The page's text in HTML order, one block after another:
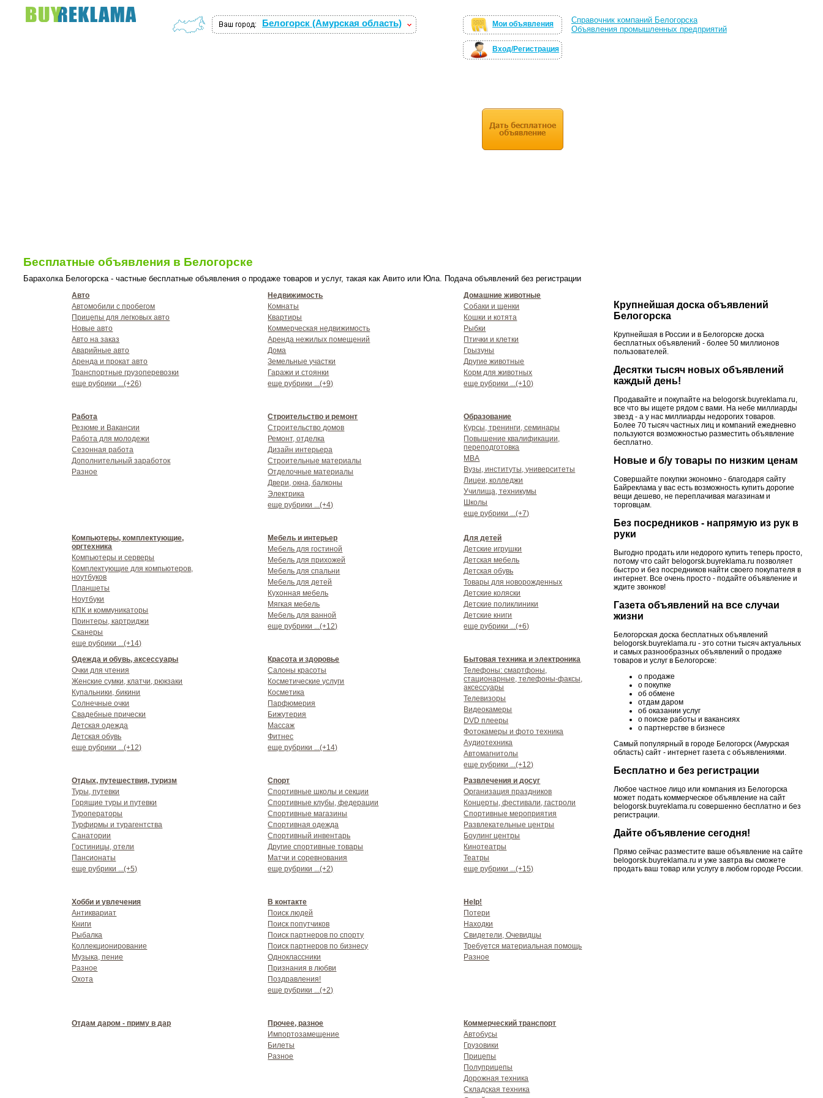
Белогорск (Амурская область) Мои объявления
Вход/Регистрация
Справочник компаний Белогорска
Объявления промышленных предприятий
Бесплатные объявления в Белогорске
Барахолка Белогорска - частные бесплатные объявления о продаже товаров и услуг, такая как Авито или Юла. Подача объявлений без регистрации
Авто
Автомобили с пробегом
Прицепы для легковых авто
Новые авто
Авто на заказ
Аварийные авто
Аренда и прокат авто
Транспортные грузоперевозки
еще рубрики ...(+26)
Недвижимость
Комнаты
Квартиры
Коммерческая недвижимость
Аренда нежилых помещений
Дома
Земельные участки
Гаражи и стоянки
еще рубрики ...(+9)
Домашние животные
Собаки и щенки
Кошки и котята
Рыбки
Птички и клетки
Грызуны
Другие животные
Корм для животных
еще рубрики ...(+10)
Работа
Резюме и Вакансии
Работа для молодежи
Сезонная работа
Дополнительный заработок
Разное
Строительство и ремонт
Строительство домов
Ремонт, отделка
Дизайн интерьера
Строительные материалы
Отделочные материалы
Двери, окна, балконы
Электрика
еще рубрики ...(+4)
Образование
Курсы, тренинги, семинары
Повышение квалификации,
переподготовка
MBA
Вузы, институты, университеты
Лицеи, колледжи
Училища, техникумы
Школы
еще рубрики ...(+7)
Компьютеры, комплектующие,
оргтехника
Компьютеры и серверы
Комплектующие для компьютеров,
ноутбуков
Планшеты
Ноутбуки
КПК и коммуникаторы
Принтеры, картриджи
Сканеры
еще рубрики ...(+14)
Мебель и интерьер
Мебель для гостиной
Мебель для прихожей
Мебель для спальни
Мебель для детей
Кухонная мебель
Мягкая мебель
Мебель для ванной
еще рубрики ...(+12)
Для детей
Детские игрушки
Детская мебель
Детская обувь
Товары для новорожденных
Детские коляски
Детские поликлиники
Детские книги
еще рубрики ...(+6)
Одежда и обувь, аксессуары
Очки для чтения
Женские сумки, клатчи, рюкзаки
Купальники, бикини
Солнечные очки
Свадебные прически
Детская одежда
Детская обувь
еще рубрики ...(+12)
Красота и здоровье
Салоны красоты
Косметические услуги
Косметика
Парфюмерия
Бижутерия
Массаж
Фитнес
еще рубрики ...(+14)
Бытовая техника и электроника
Телефоны: смартфоны,
стационарные, телефоны-факсы,
аксессуары
Телевизоры
Видеокамеры
DVD плееры
Фотокамеры и фото техника
Аудиотехника
Автомагнитолы
еще рубрики ...(+12)
Отдых, путешествия, туризм
Туры, путевки
Горящие туры и путевки
Туроператоры
Турфирмы и турагентства
Санатории
Гостиницы, отели
Пансионаты
еще рубрики ...(+5)
Спорт
Спортивные школы и секции
Спортивные клубы, федерации
Спортивные магазины
Спортивная одежда
Спортивный инвентарь
Другие спортивные товары
Матчи и соревнования
еще рубрики ...(+2)
Развлечения и досуг
Организация праздников
Концерты, фестивали, гастроли
Спортивные мероприятия
Развлекательные центры
Боулинг центры
Кинотеатры
Театры
еще рубрики ...(+15)
Хобби и увлечения
Антиквариат
Книги
Рыбалка
Коллекционирование
Музыка, пение
Разное
Охота
В контакте
Поиск людей
Поиск попутчиков
Поиск партнеров по спорту
Поиск партнеров по бизнесу
Одноклассники
Признания в любви
Поздравления!
еще рубрики ...(+2)
Help!
Потери
Находки
Свидетели, Очевидцы
Требуется материальная помощь
Разное
Отдам даром - приму в дар
Прочее, разное
Импортозамещение
Билеты
Разное
Коммерческий транспорт
Автобусы
Грузовики
Прицепы
Полуприцепы
Дорожная техника
Складская техника
Крупнейшая доска объявлений
Белогорска
Крупнейшая в России и в Белогорске доска
бесплатных объявлений - более 50 миллионов
пользователей.
Десятки тысяч новых объявлений
каждый день!
Продавайте и покупайте на belogorsk.buyreklama.ru,
все что вы ищете рядом с вами. На небе миллиарды
звезд - а у нас миллиарды недорогих товаров.
Более 70 тысяч частных лиц и компаний ежедневно
пользуются возможностью разместить объявление
бесплатно.
Новые и б/у товары по низким ценам
Совершайте покупки экономно - благодаря сайту
Байреклама у вас есть возможность купить дорогие
вещи дешево, не переплачивая магазинам и
торговцам.
Без посредников - напрямую из рук в
руки
Выгодно продать или недорого купить теперь просто,
потому что сайт belogorsk.buyreklama.ru позволяет
быстро и без посредников найти своего покупателя в
интернет. Все очень просто - подайте объявление и
ждите звонков!
Газета объявлений на все случаи
жизни
Белогорская доска бесплатных объявлений
belogorsk.buyreklama.ru - это сотни тысяч актуальных
и самых разнообразных объявлений о продаже
товаров и услуг в Белогорске:
о продаже
о покупке
об обмене
отдам даром
об оказании услуг
о поиске работы и вакансиях
о партнерстве в бизнесе
Самый популярный в городе Белогорск (Амурская
область) сайт - интернет газета с объявлениями.
Бесплатно и без регистрации
Любое частное лицо или компания из Белогорска
может подать коммерческое объявление на сайт
belogorsk.buyreklama.ru совершенно бесплатно и без
регистрации.
Дайте объявление сегодня!
Прямо сейчас разместите ваше объявление на сайте
belogorsk.buyreklama.ru и уже завтра вы сможете
продать ваш товар или услугу в любом городе России.